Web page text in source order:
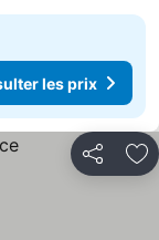
les prix
Partager